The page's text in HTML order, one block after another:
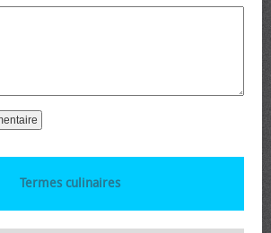
Termes culinaires